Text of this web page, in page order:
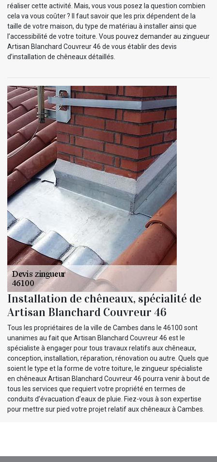
réaliser cette activité. Mais, vous vous posez la question combien
cela va vous coûter ? Il faut savoir que les prix dépendent de la
taille de votre maison, du type de matériau à installer ainsi que
l’accessibilité de votre toiture. Vous pouvez demander au zingueur
Artisan Blanchard Couvreur 46 de vous établir des devis
d’installation de chêneaux détaillés.
Installation de chêneaux, spécialité de
Artisan Blanchard Couvreur 46
Tous les propriétaires de la ville de Cambes dans le 46100 sont
unanimes au fait que Artisan Blanchard Couvreur 46 est le
spécialiste à engager pour tous travaux relatifs aux chêneaux,
conception, installation, réparation, rénovation ou autre. Quels que
soient le type et la forme de votre toiture, le zingueur spécialiste
en chêneaux Artisan Blanchard Couvreur 46 pourra venir à bout de
tous les services que requiert votre propriété en termes de
conduits d’évacuation d’eaux de pluie. Fiez-vous à son expertise
pour mettre sur pied votre projet relatif aux chêneaux à Cambes.